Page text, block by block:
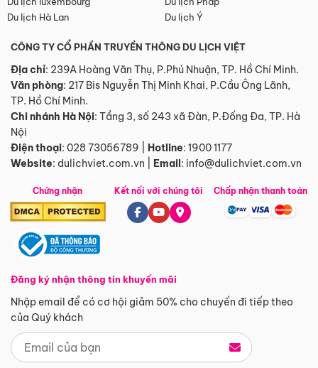
Du lịch Hà Lan
Du lịch Ý
CÔNG TY CỔ PHẦN TRUYỀN THÔNG DU LỊCH VIỆT
Địa chỉ: 239A Hoàng Văn Thụ, P.Phú Nhuận, TP. Hồ Chí Minh.
Văn phòng: 217 Bis Nguyễn Thị Minh Khai, P.Cầu Ông Lãnh,
TP. Hồ Chí Minh.
Chi nhánh Hà Nội: Tầng 3, số 243 xã Đàn, P.Đống Đa, TP. Hà
Nội
Điện thoại: 028 73056789 Hotline: 1900 1177
Website: dulichviet.com.vn Email: info@dulichviet.com.vn
Chứng nhận
Đăng ký nhận thông tin khuyến mãi
Nhập email để có cơ hội giảm 50% cho chuyến đi tiếp theo
của Quý khách
Kết nối với chúng tôi Chấp nhận thanh toán